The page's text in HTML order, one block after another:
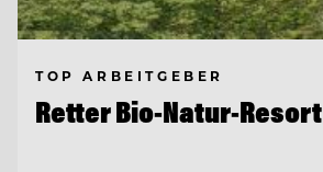
TOP ARBEITGEBER
Retter Bio-Natur-Resort